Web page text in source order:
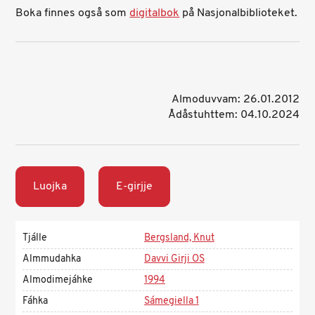
Boka finnes også somdigitalbokpå Nasjonalbiblioteket.
Almoduvvam: 26.01.2012
Ådåstuhttem: 04.10.2024
Luojka E-girjje
Tjálle
Bergsland, Knut
Almmudahka
Davvi Girji OS
Almodimejáhke
1994
Fáhka
Sámegiella 1